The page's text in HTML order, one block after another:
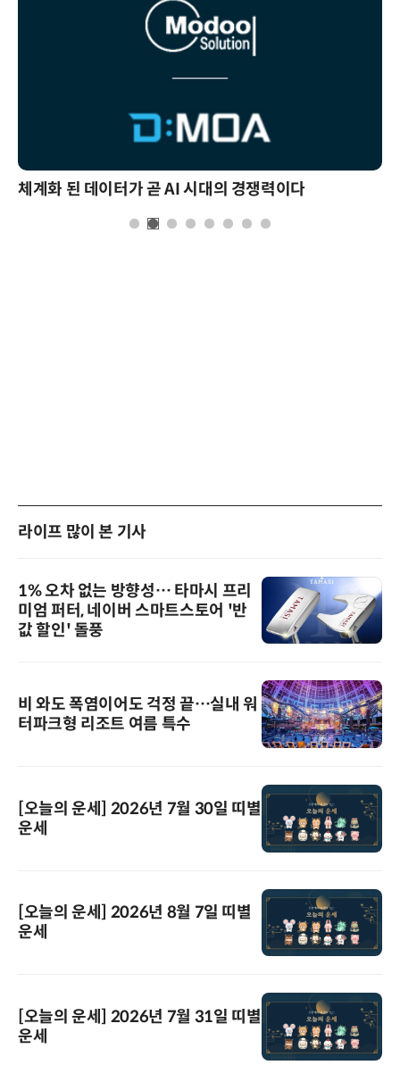
체계화 된 데이터가 곧 AI 시대의 경쟁력이다
라이프 많이 본 기사
1% 오차 없는 방향성… 타마시 프리
미엄 퍼터, 네이버 스마트스토어 '반
값 할인' 돌풍
비 와도 폭염이어도 걱정 끝…실내 워
터파크형 리조트 여름 특수
[오늘의 운세] 2026년 7월 30일 띠별
운세
[오늘의 운세] 2026년 8월 7일 띠별
운세
[오늘의 운세] 2026년 7월 31일 띠별
운세